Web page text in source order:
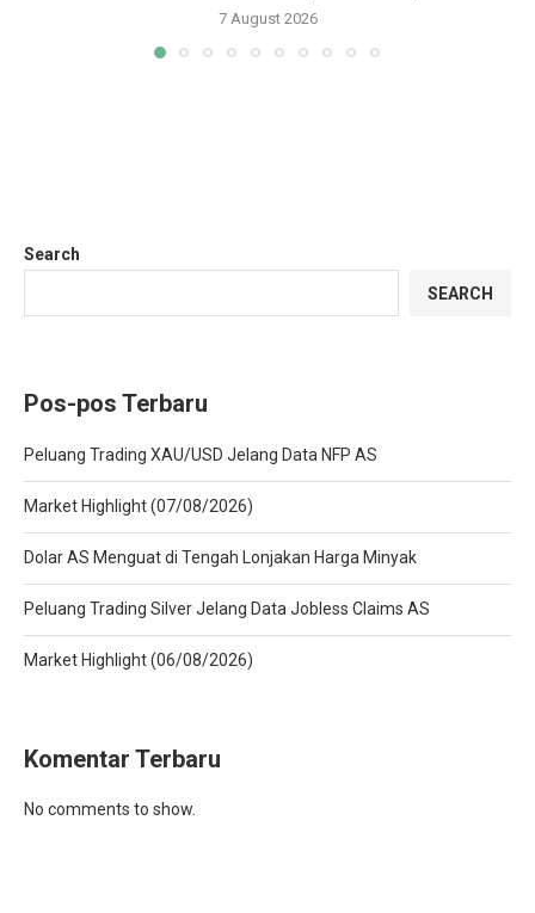
7 August 2026
Search
SEARCH
Pos-pos Terbaru
Peluang Trading XAU/USD Jelang Data NFP AS
Market Highlight (07/08/2026)
Dolar AS Menguat di Tengah Lonjakan Harga Minyak
Peluang Trading Silver Jelang Data Jobless Claims AS
Market Highlight (06/08/2026)
Komentar Terbaru
No comments to show.